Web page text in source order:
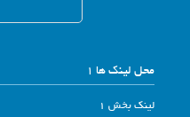
محل لینک ها 1
لینک بخش 1